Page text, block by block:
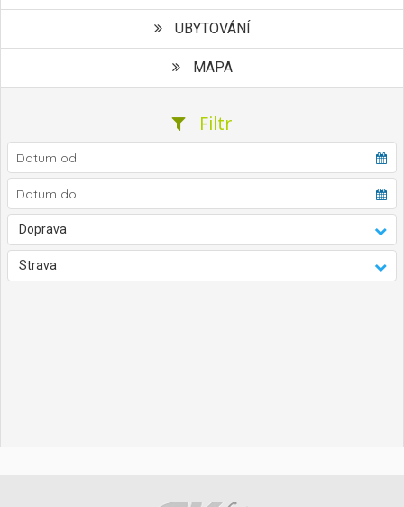
UBYTOVÁNÍ
MAPA
Filtr
Doprava
Strava